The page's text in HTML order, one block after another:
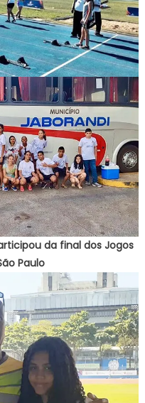
da final dos Jogos
Paulo